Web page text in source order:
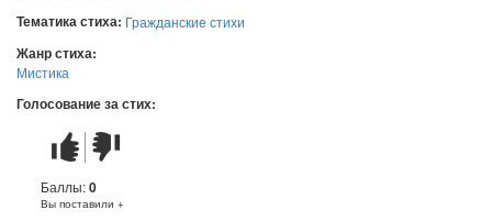
Тематика стиха: Гражданские стихи
Жанр стиха:
Мистика
Голосование за стих:
Стих
понравился
Стих
не
понравился
Баллы:0
Вы поставили +